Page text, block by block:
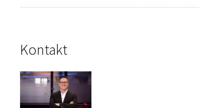
Kontakt